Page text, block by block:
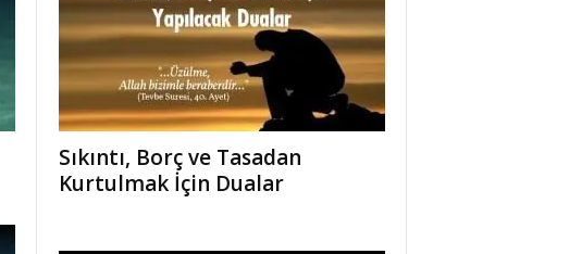
Sıkıntı, Borç ve Tasadan
Kurtulmak İçin Dualar